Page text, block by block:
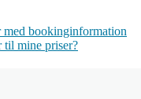
bookinginformation
til mine priser?